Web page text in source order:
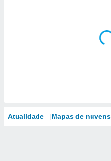
Atualidade Mapas de nuvens